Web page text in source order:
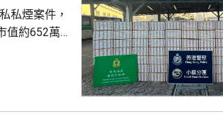
私煙案件，
值約652萬
將貨物從快